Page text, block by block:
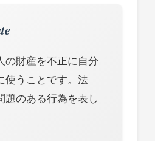
の財産を不正に自分
使うことです。法
題のある行為を表し